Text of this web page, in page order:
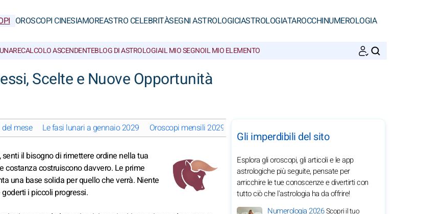
OROSCOPI CINESIAMOREASTRO CELEBRITÀSEGNI ASTROLOGICIASTROLOGIATAROCCHINUMEROLOGIA
CALCOLO ASCENDENTEBLOG DI ASTROLOGIAIL MIO SEGNOIL MIO ELEMENTO
Scelte e Nuove Opportunità
mese Le fasi lunari a gennaio 2029 Oroscopi mensili 2029 del Toro: scegli un mese
il bisogno di rimettere ordine nella tua
costanza costruiscono davvero. Le prime
una base solida per quello che verrà. Niente
i piccoli progressi.
Gli imperdibili del sito
Esplora gli oroscopi, gli articoli e le app
astrologiche più seguite, pensate per
arricchire le tue conoscenze e divertirti con
tutto ciò che l'astrologia ha da offrire!
Numerologia 2026Scopri il tuo